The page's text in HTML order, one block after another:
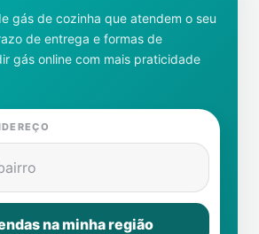
gás de cozinha que atendem o seu
de entrega e formas de
gás online com mais praticidade
na minha região